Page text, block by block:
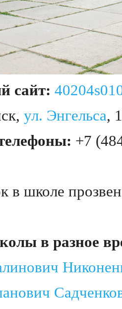
сайт:
ул. Энгельса,
+7
в школе
в разное